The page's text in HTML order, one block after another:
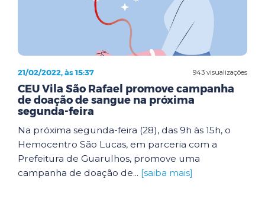
943 visualizações
21/02/2022, às 15:37
CEU Vila São Rafael promove campanha
de doação de sangue na próxima
segunda-feira
Na próxima segunda-feira (28), das 9h às 15h, o
Hemocentro São Lucas, em parceria com a
Prefeitura de Guarulhos, promove uma
campanha de doação de... [saiba mais]